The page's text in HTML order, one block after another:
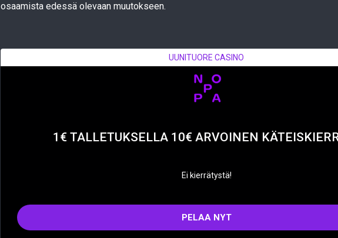
osaamista edessä olevaan muutokseen.
UUNITUORE CASINO
1€ TALLETUKSELLA 10€ ARVOINEN
Ei kierrätystä!
PELAA NYT